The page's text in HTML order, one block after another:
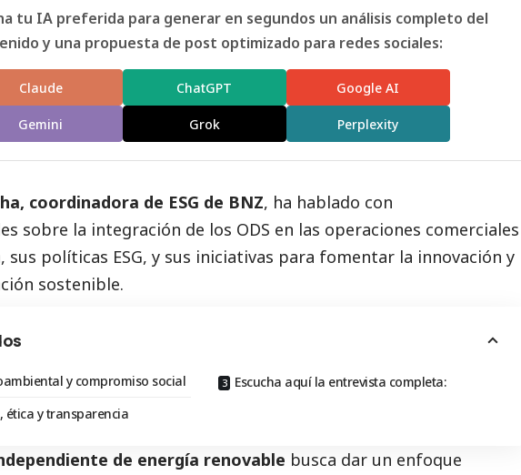
tu IA preferida para generar en segundos un análisis completo del
y una propuesta de post optimizado para redes sociales:
Claude ChatGPT Google AI
Gemini Grok Perplexity
coordinadora de ESG de BNZ, ha hablado con
sobre la integración de los ODS en las operaciones comerciales
sus políticas ESG, y sus iniciativas para fomentar la innovación y
sostenible.
y compromiso social
ética y transparencia
Escucha aquí la entrevista completa:
de energía renovable busca dar un enfoque